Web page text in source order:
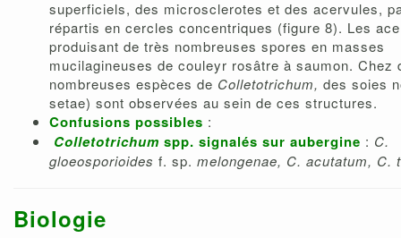
superficiels, des microsclerotes et des acervules,
répartis en cercles concentriques (figure 8). Les
produisant de très nombreuses spores en masses
mucilagineuses de couleyr rosâtre à saumon. Chez
nombreuses espèces de Colletotrichum, des soies
setae) sont observées au sein de ces structures.
Confusions possibles :
Colletotrichum spp. signalés sur aubergine : C.
gloeosporioides f. sp. melongenae, C. acutatum, C.
Biologie